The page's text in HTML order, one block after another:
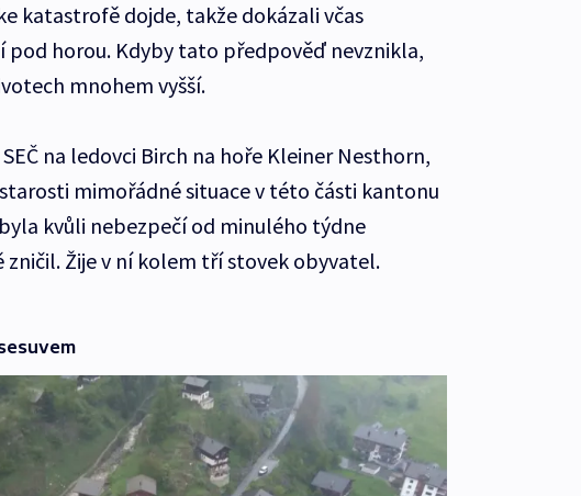
katastrofě dojde, takže dokázali včas
pod horou. Kdyby tato předpověď nevznikla,
mnohem vyšší.
na ledovci Birch na hoře Kleiner Nesthorn,
mimořádné situace v této části kantonu
kvůli nebezpečí od minulého týdne
zničil. Žije v ní kolem tří stovek obyvatel.